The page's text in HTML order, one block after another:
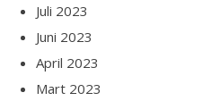
Juli 2023
Juni 2023
April 2023
Mart 2023